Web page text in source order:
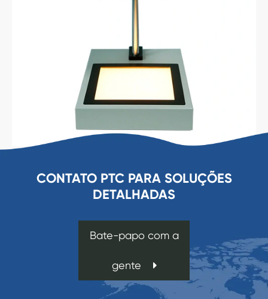
CONTATO PTC PARA SOLUÇÕES
DETALHADAS
Bate-papo com a
gente